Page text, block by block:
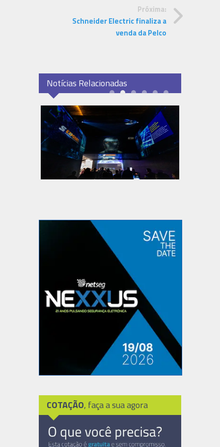
Próxima:
Schneider Electric finaliza a
venda da Pelco
Notícias Relacionadas
COTAÇÃO, faça a sua agora